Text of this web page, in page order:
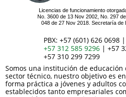
Licencias de funcionamiento
No. 3600 de 13 Nov 2002, No. 297
048 de 27 Nov 2018. Secretaría de
PBX: +57 (601) 626 0698 |
+57 312 585 9296 | +57
+57 310 299 7299
Somos una institución de educación
sector técnico, nuestro objetivo es
forma práctica a jóvenes y adultos
establecidos tanto empresariales